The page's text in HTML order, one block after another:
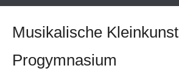
Menü
Musikalische
Progymnasium